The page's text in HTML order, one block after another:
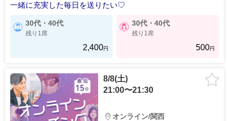
一緒に充実した毎日を送りたい♡
30代・40代
残り1席
2,400円
30代・40代
残り1席
500円
8/8(土)
21:00〜21:30
オンライン/関西